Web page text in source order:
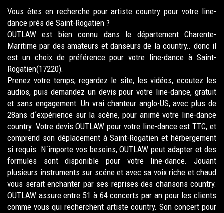
Vous êtes en recherche pour artiste country pour votre line-
dance prés de Saint-Rogatien ?
OUTLAW est bien connu dans le département Charente-
Maritime par des amateurs et danseurs de la country.. donc il
est un choix de préférence pour votre line-dance à Saint-
Rogatien(17220).
Prenez votre temps, regardez le site, les vidéos, ecoutez les
audios, puis demandez un devis pour votre line-dance, gratuit
et sans engagement. Un vrai chanteur anglo-US, avec plus de
28ans d´expérience sur la scène, pour animé votre line-dance
country. Votre devis OUTLAW pour votre line-dance est TTC, et
comprend son déplacement à Saint-Rogatien et hérbergement
si requis. N´importe vos besoins, OUTLAW peut adapter et des
formules sont disponible pour votre line-dance. Jouant
plusieurs instruments sur scéne et avec sa voix riche et chaud
vous serait enchanter par ses reprises des chansons country.
OUTLAW assure entre 51 à 64 concerts par an pour les clients
comme vous qui recherchent artiste country. Son concert pour